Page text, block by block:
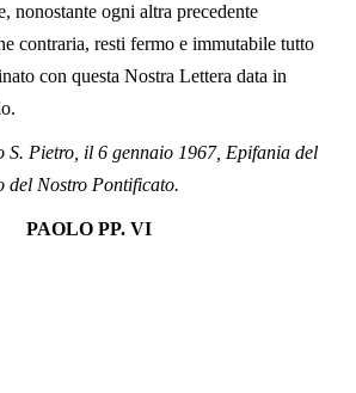
nonostante ogni altra precedente
contraria, resti fermo e immutabile tutto
con questa Nostra Lettera data in
S. Pietro, il 6 gennaio 1967, Epifania del
del Nostro Pontificato.
PAOLO PP. VI